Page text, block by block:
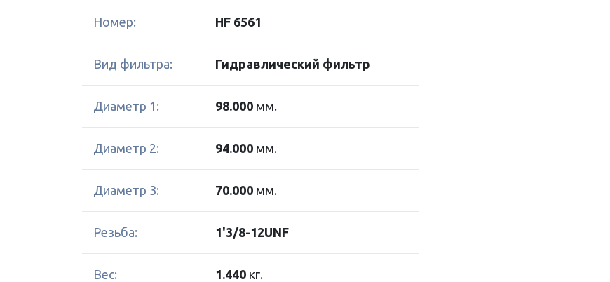
Номер: HF 6561
Вид фильтра: Гидравлический фильтр
Диаметр 1: 98.000 мм.
Диаметр 2: 94.000 мм.
Диаметр 3: 70.000 мм.
Резьба: 1'3/8-12UNF
Вес: 1.440 кг.